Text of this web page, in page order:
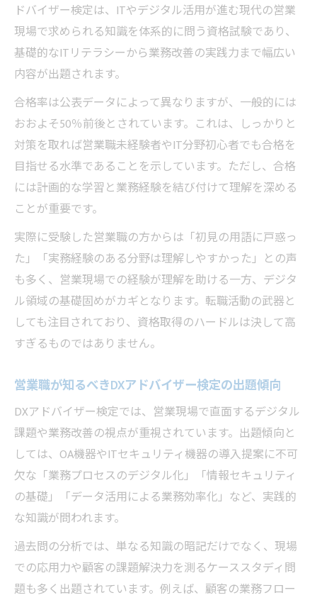
ドバイザー検定は、ITやデジタル活用が進む現代の営業
現場で求められる知識を体系的に問う資格試験であり、
基礎的なITリテラシーから業務改善の実践力まで幅広い
内容が出題されます。
合格率は公表データによって異なりますが、一般的には
おおよそ50％前後とされています。これは、しっかりと
対策を取れば営業職未経験者やIT分野初心者でも合格を
目指せる水準であることを示しています。ただし、合格
には計画的な学習と業務経験を結び付けて理解を深める
ことが重要です。
実際に受験した営業職の方からは「初見の用語に戸惑っ
た」「実務経験のある分野は理解しやすかった」との声
も多く、営業現場での経験が理解を助ける一方、デジタ
ル領域の基礎固めがカギとなります。転職活動の武器と
しても注目されており、資格取得のハードルは決して高
すぎるものではありません。
営業職が知るべきDXアドバイザー検定の出題傾向
DXアドバイザー検定では、営業現場で直面するデジタル
課題や業務改善の視点が重視されています。出題傾向と
しては、OA機器やITセキュリティ機器の導入提案に不可
欠な「業務プロセスのデジタル化」「情報セキュリティ
の基礎」「データ活用による業務効率化」など、実践的
な知識が問われます。
過去問の分析では、単なる知識の暗記だけでなく、現場
での応用力や顧客の課題解決力を測るケーススタディ問
題も多く出題されています。例えば、顧客の業務フロー